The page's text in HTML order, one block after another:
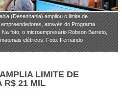
(Desenbahia) ampliou o limite de
através do Programa
foto, o microempresário Robson Barreto,
elétricos. Foto: Fernando
LIMITE DE
R$ 21 MIL